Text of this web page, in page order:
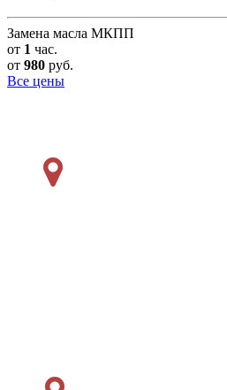
Замена масла МКПП
от 1 час.
от 980 руб.
Все цены